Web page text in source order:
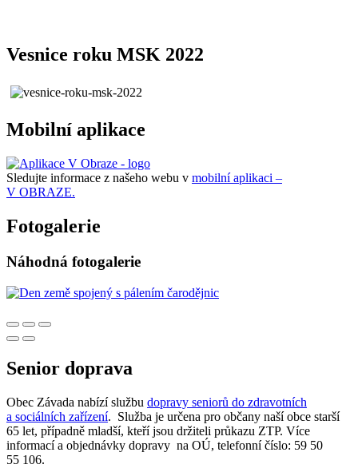
Vesnice roku MSK 2022
Mobilní aplikace
Sledujte informace z našeho webu v mobilní aplikaci –
V OBRAZE.
Fotogalerie
Náhodná fotogalerie
Senior doprava
Obec Závada nabízí službu dopravy seniorů do zdravotních
a sociálních zařízení. Služba je určena pro občany naší obce starší
65 let, případně mladší, kteří jsou držiteli průkazu ZTP. Více
informací a objednávky dopravy na OÚ, telefonní číslo: 59 50
55 106.